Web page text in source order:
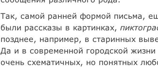
Так, самой ранней формой письма,
были рассказы в картинках,
позднее, например, в старинных
Да и в современной городской
очень схематичных, но понятных